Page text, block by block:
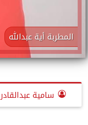
المطربة أية عبدالله
سامية عبدالقادر